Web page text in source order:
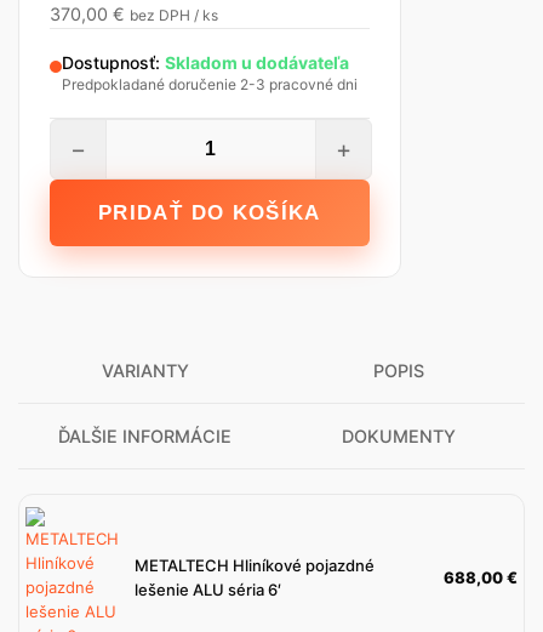
370,00 € bez DPH / ks
Dostupnosť: Skladom u dodávateľa
Predpokladané doručenie 2-3 pracovné dni
pojazdné
lešenie
− +
PRIDAŤ DO KOŠÍKA
VARIANTY POPIS
ĎALŠIE INFORMÁCIE DOKUMENTY
METALTECH Hliníkové pojazdné
lešenie ALU séria 6′
688,00€